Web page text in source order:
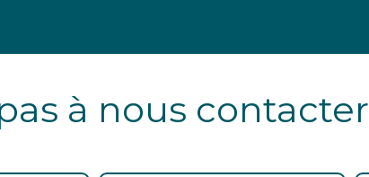
à nous contacter